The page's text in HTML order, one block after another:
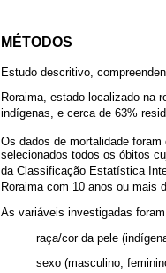
MÉTODOS
Estudo descritivo,
Roraima, estado localizado na
indígenas, e cerca de 63%
Os dados de mortalidade
selecionados todos os óbitos
da Classificação Estatística
Roraima com 10 anos ou mais
As variáveis investigadas
raça/cor da pele
sexo (masculino;